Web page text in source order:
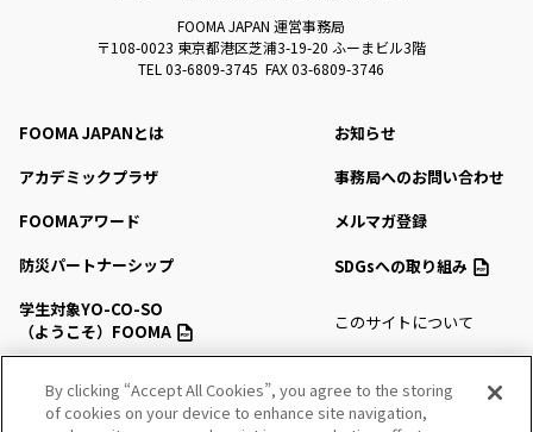
FOOMA JAPAN 運営事務局
〒108-0023 東京都港区芝浦3-19-20 ふーまビル3階
TEL 03-6809-3745 FAX 03-6809-3746
FOOMA JAPANとは
アカデミックプラザ
FOOMAアワード
防災パートナーシップ
学生対象YO-CO-SO
（ようこそ）FOOMA
会場マップ・サービス
お知らせ
事務局へのお問い合わせ
メルマガ登録
SDGsへの取り組み
このサイトについて
サイトマップ
By clicking “Accept All Cookies”, you agree to the storing
of cookies on your device to enhance site navigation,